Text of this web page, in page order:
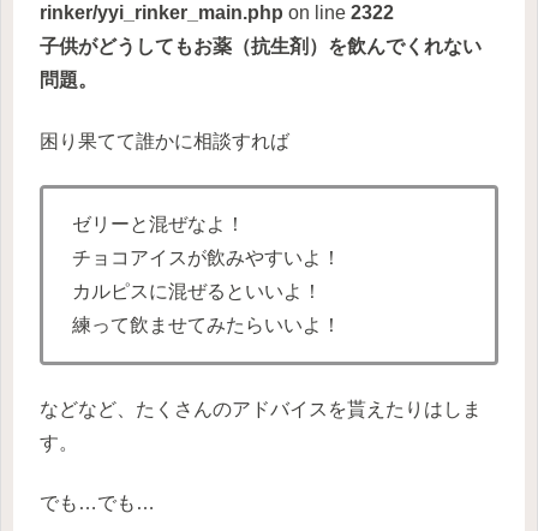
rinker/yyi_rinker_main.php on line 2322
子供がどうしてもお薬（抗生剤）を飲んでくれない
問題。
困り果てて誰かに相談すれば
ゼリーと混ぜなよ！
チョコアイスが飲みやすいよ！
カルピスに混ぜるといいよ！
練って飲ませてみたらいいよ！
などなど、たくさんのアドバイスを貰えたりはしま
す。
でも…でも…